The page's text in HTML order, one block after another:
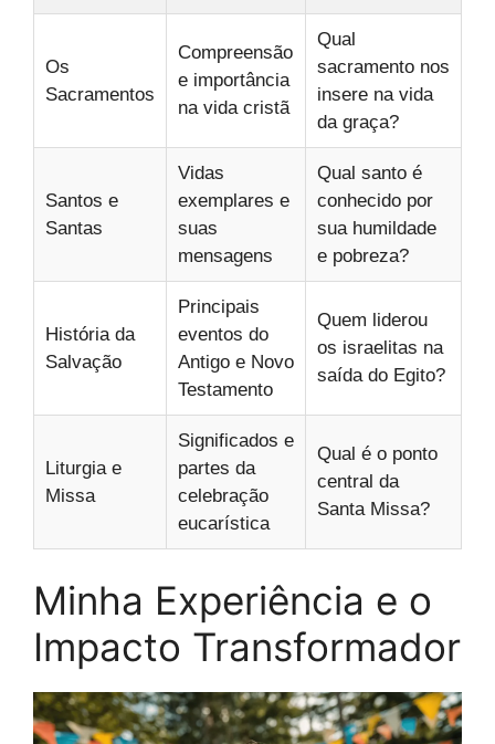
Os
Sacramentos
Compreensão
e importância
na vida cristã
Qual
sacramento nos
insere na vida
da graça?
Santos e
Santas
Vidas
exemplares e
suas
mensagens
Qual santo é
conhecido por
sua humildade
e pobreza?
História da
Salvação
Principais
eventos do
Antigo e Novo
Testamento
Quem liderou
os israelitas na
saída do Egito?
Liturgia e
Missa
Significados e
partes da
celebração
eucarística
Qual é o ponto
central da
Santa Missa?
Minha Experiência e o
Impacto Transformador